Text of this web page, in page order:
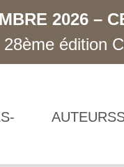
2026 –
28ème édition
AUTEURS